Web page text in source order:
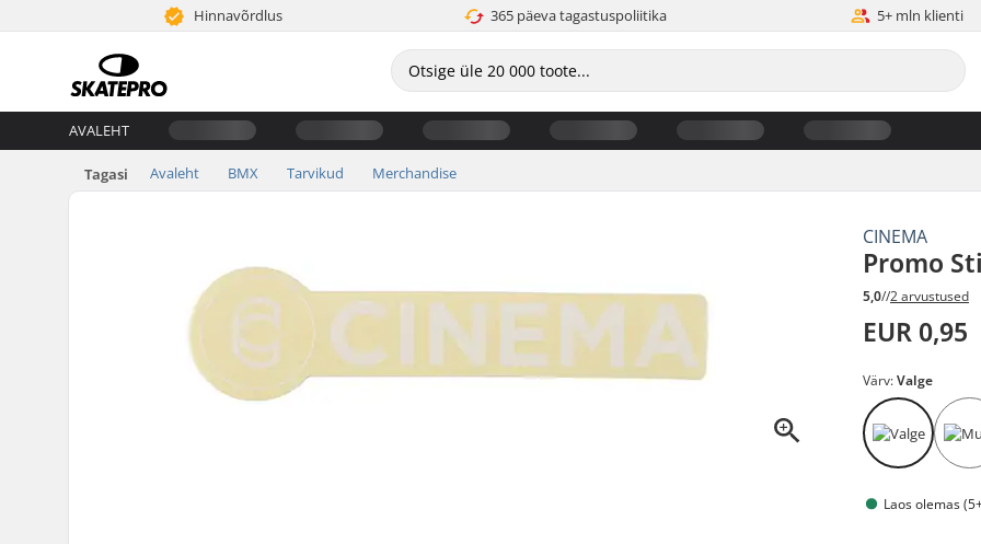
Hinnavõrdlus 365 päeva tagastuspoliitika 5+ mln klienti
AVALEHT
Tagasi Avaleht BMX Tarvikud Merchandise
CINEMA
Promo
5,0//2 arvustused
EUR 0,95
Värv:Valge
Laos olemas